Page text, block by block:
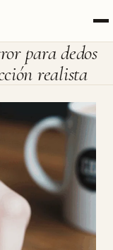
para dedos
realista